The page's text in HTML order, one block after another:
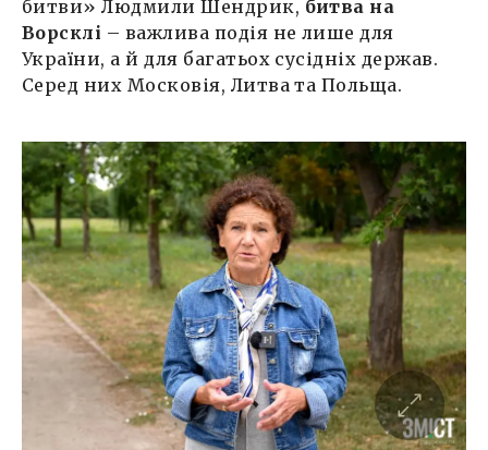
битви» Людмили Шендрик, битва на
Ворсклі – важлива подія не лише для
України, а й для багатьох сусідніх держав.
Серед них Московія, Литва та Польща.